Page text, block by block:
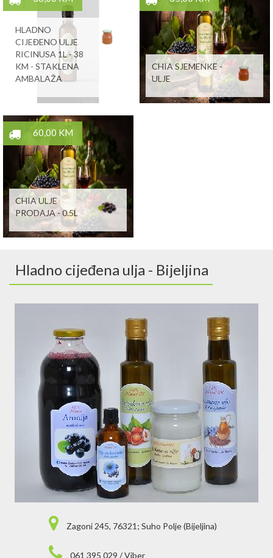
HLADNO
CIJEĐENO ULJE
RICINUSA 1L - 38
KM - STAKLENA
AMBALAŽA
CHIA SJEMENKE -
ULJE
60,00 KM
CHIA ULJE
PRODAJA - 0.5L
Hladno cijeđena ulja - Bijeljina
Zagoni 245, 76321; Suho Polje (Bijeljina)
061 395 029 / Viber